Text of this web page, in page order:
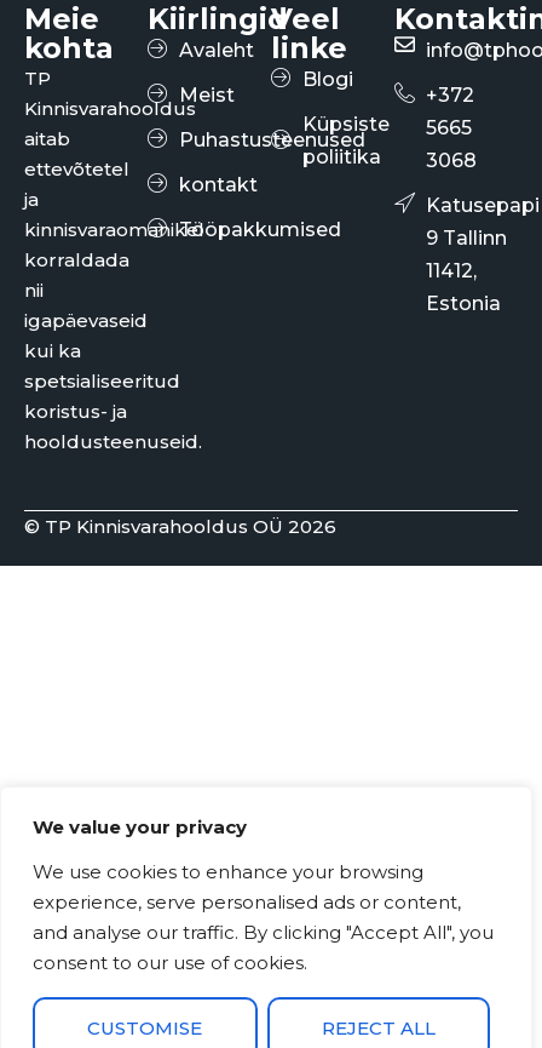
We value your privacy
We use cookies to enhance your browsing
experience, serve personalised ads or content,
and analyse our traffic. By clicking "Accept All", you
consent to our use of cookies.
CUSTOMISE REJECT ALL
Meie
kohta
TP
Kinnisvarahooldus
aitab
ettevõtetel
ja
kinnisvaraomanikel
korraldada
nii
igapäevaseid
kui ka
spetsialiseeritud
koristus- ja
hooldusteenuseid.
Kiirlingid
Avaleht
Meist
Puhastusteenused
kontakt
Tööpakkumised
Veel
linke
Blogi
Küpsiste
poliitika
+372
5665
3068
Katusepapi
9 Tallinn
11412,
Estonia
© TP Kinnisvarahooldus OÜ 2026